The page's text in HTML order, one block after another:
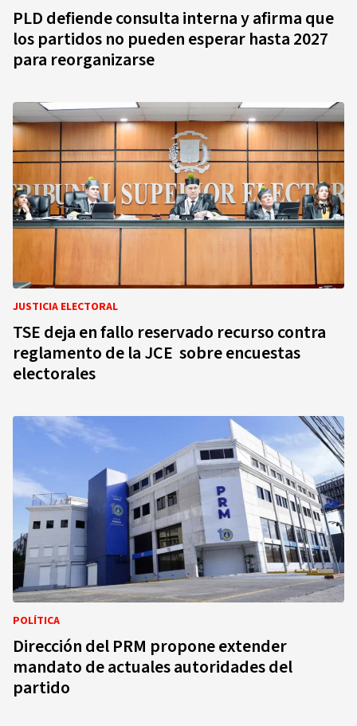
PLD defiende consulta interna y afirma que
los partidos no pueden esperar hasta 2027
para reorganizarse
JUSTICIA ELECTORAL
TSE deja en fallo reservado recurso contra
reglamento de la JCE sobre encuestas
electorales
POLÍTICA
Dirección del PRM propone extender
mandato de actuales autoridades del
partido